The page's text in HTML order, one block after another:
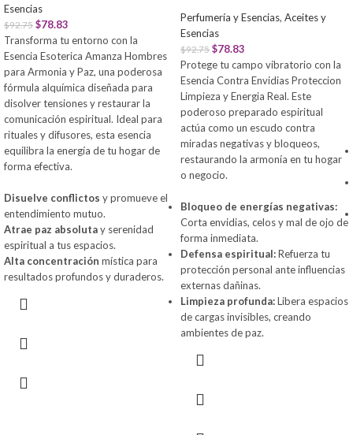
Esencias
$92.75 $78.83
Transforma tu entorno con la
Esencia Esoterica Amanza Hombres
para Armonia y Paz, una poderosa
fórmula alquímica diseñada para
disolver tensiones y restaurar la
comunicación espiritual. Ideal para
rituales y difusores, esta esencia
equilibra la energía de tu hogar de
forma efectiva.
Disuelve conflictos y promueve el
entendimiento mutuo.
Atrae paz absolutay serenidad
espiritual a tus espacios.
Alta concentración mística para
resultados profundos y duraderos.
Perfumería y Esencias, Aceites y
Esencias
$92.75 $78.83
Protege tu campo vibratorio con la
Esencia Contra Envidias Proteccion
Limpieza y Energia Real. Este
poderoso preparado espiritual
actúa como un escudo contra
miradas negativas y bloqueos,
restaurando la armonía en tu hogar
o negocio.
Bloqueo de energías negativas:
Corta envidias, celos y mal de ojo de
forma inmediata.
Defensa espiritual:Refuerza tu
protección personal ante influencias
externas dañinas.
Limpieza profunda:Libera espacios
de cargas invisibles, creando
ambientes de paz.